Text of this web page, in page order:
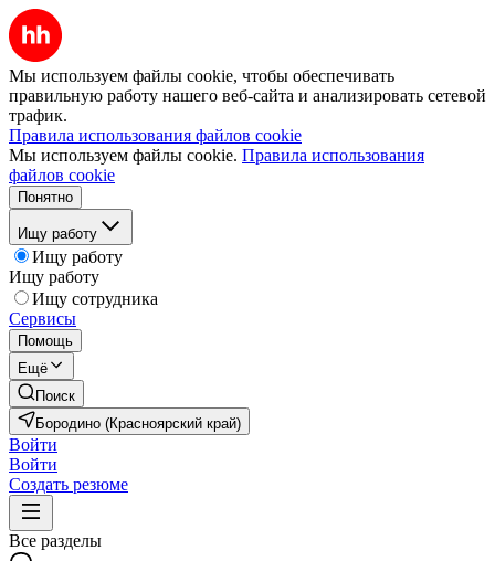
Мы используем файлы cookie, чтобы обеспечивать
правильную работу нашего веб-сайта и анализировать сетевой
трафик.
Правила использования файлов cookie
Мы используем файлы cookie. Правила использования
файлов cookie
Понятно
Ищу работу
Ищу работу
Ищу работу
Ищу сотрудника
Сервисы
Помощь
Ещё
Поиск
Бородино (Красноярский край)
Войти
Войти
Создать резюме
Все разделы